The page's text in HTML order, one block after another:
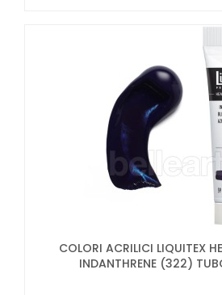
COLORI ACRILICI LIQUITEX
INDANTHRENE (322)